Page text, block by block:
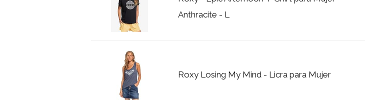
Anthracite - L
Roxy Losing My Mind - Licra para Mujer